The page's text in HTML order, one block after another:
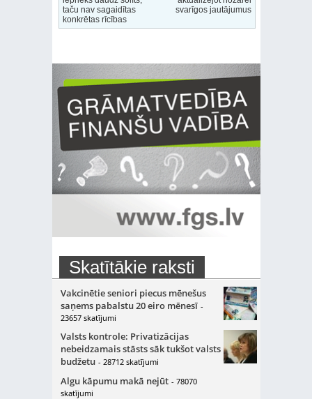
taču nav sagaidītas
konkrētas rīcības
svarīgos jautājumus
Skatītākie raksti
Vakcinētie seniori piecus mēnešus
saņems pabalstu 20 eiro mēnesī -
23657 skatījumi
Valsts kontrole: Privatizācijas
nebeidzamais stāsts sāk tukšot valsts
budžetu - 28712 skatījumi
Algu kāpumu makā nejūt - 78070
skatījumi